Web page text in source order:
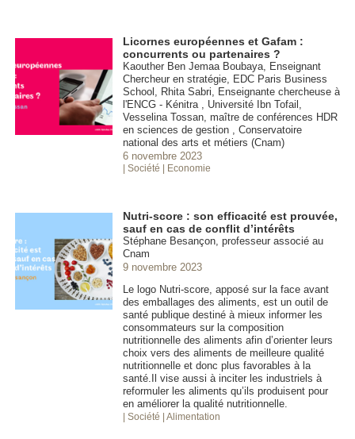
Licornes européennes et Gafam :
concurrents ou partenaires ?
Kaouther Ben Jemaa Boubaya, Enseignant
Chercheur en stratégie, EDC Paris Business
School, Rhita Sabri, Enseignante chercheuse à
l'ENCG - Kénitra , Université Ibn Tofail,
Vesselina Tossan, maître de conférences HDR
en sciences de gestion , Conservatoire
national des arts et métiers (Cnam)
6 novembre 2023
| Société | Economie
Nutri-score : son efficacité est prouvée,
sauf en cas de conflit d’intérêts
Stéphane Besançon, professeur associé au
Cnam
9 novembre 2023
Le logo Nutri-score, apposé sur la face avant
des emballages des aliments, est un outil de
santé publique destiné à mieux informer les
consommateurs sur la composition
nutritionnelle des aliments afin d’orienter leurs
choix vers des aliments de meilleure qualité
nutritionnelle et donc plus favorables à la
santé.Il vise aussi à inciter les industriels à
reformuler les aliments qu’ils produisent pour
en améliorer la qualité nutritionnelle.
| Société | Alimentation